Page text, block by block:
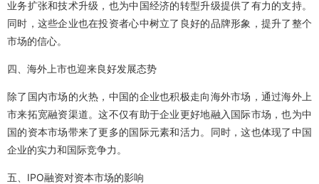
业务扩张和技术升级，也为中国经济的转型升级提供了有力的支持。
同时，这些企业也在投资者心中树立了良好的品牌形象，提升了整个
市场的信心。
四、海外上市也迎来良好发展态势
除了国内市场的火热，中国的企业也积极走向海外市场，通过海外上
市来拓宽融资渠道。这不仅有助于企业更好地融入国际市场，也为中
国的资本市场带来了更多的国际元素和活力。同时，这也体现了中国
企业的实力和国际竞争力。
五、IPO融资对资本市场的影响